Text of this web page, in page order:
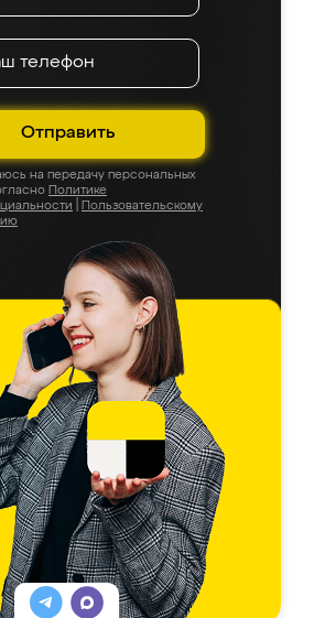
Отправить
на передачу персональных
Политике
Пользовательскому